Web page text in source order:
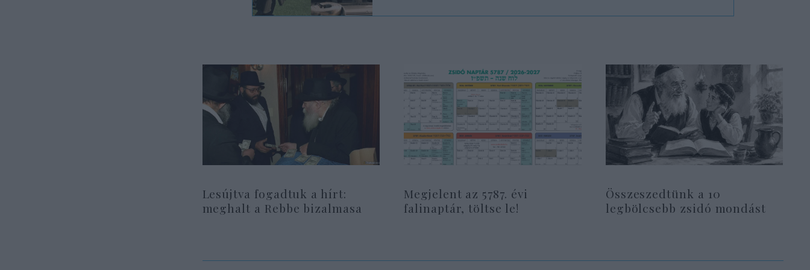
Lesújtva fogadtuk a hírt:
meghalt a Rebbe bizalmasa
Megjelent az 5787. évi
falinaptár, töltse le!
Összeszedtünk a 10
legbölcsebb zsidó mondást